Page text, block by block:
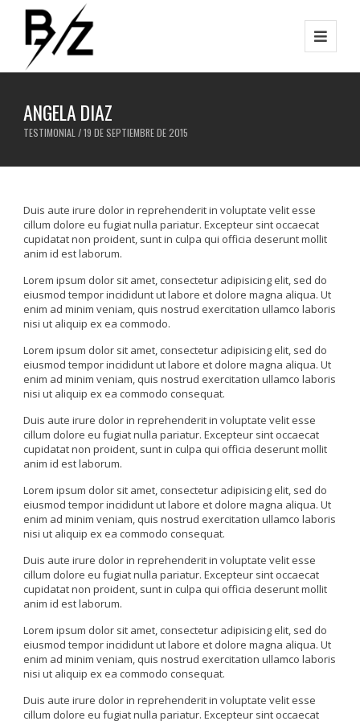
ANGELA DIAZ
TESTIMONIAL / 19 DE SEPTIEMBRE DE 2015
Duis aute irure dolor in reprehenderit in voluptate velit esse
cillum dolore eu fugiat nulla pariatur. Excepteur sint occaecat
cupidatat non proident, sunt in culpa qui officia deserunt mollit
anim id est laborum.
Lorem ipsum dolor sit amet, consectetur adipisicing elit, sed do
eiusmod tempor incididunt ut labore et dolore magna aliqua. Ut
enim ad minim veniam, quis nostrud exercitation ullamco laboris
nisi ut aliquip ex ea commodo.
Lorem ipsum dolor sit amet, consectetur adipisicing elit, sed do
eiusmod tempor incididunt ut labore et dolore magna aliqua. Ut
enim ad minim veniam, quis nostrud exercitation ullamco laboris
nisi ut aliquip ex ea commodo consequat.
Duis aute irure dolor in reprehenderit in voluptate velit esse
cillum dolore eu fugiat nulla pariatur. Excepteur sint occaecat
cupidatat non proident, sunt in culpa qui officia deserunt mollit
anim id est laborum.
Lorem ipsum dolor sit amet, consectetur adipisicing elit, sed do
eiusmod tempor incididunt ut labore et dolore magna aliqua. Ut
enim ad minim veniam, quis nostrud exercitation ullamco laboris
nisi ut aliquip ex ea commodo consequat.
Duis aute irure dolor in reprehenderit in voluptate velit esse
cillum dolore eu fugiat nulla pariatur. Excepteur sint occaecat
cupidatat non proident, sunt in culpa qui officia deserunt mollit
anim id est laborum.
Lorem ipsum dolor sit amet, consectetur adipisicing elit, sed do
eiusmod tempor incididunt ut labore et dolore magna aliqua. Ut
enim ad minim veniam, quis nostrud exercitation ullamco laboris
nisi ut aliquip ex ea commodo consequat.
Duis aute irure dolor in reprehenderit in voluptate velit esse
cillum dolore eu fugiat nulla pariatur. Excepteur sint occaecat